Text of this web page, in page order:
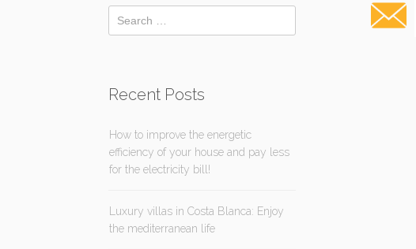
Recent Posts
How to improve the energetic
efficiency of your house and pay less
for the electricity bill!
Luxury villas in Costa Blanca: Enjoy
the mediterranean life